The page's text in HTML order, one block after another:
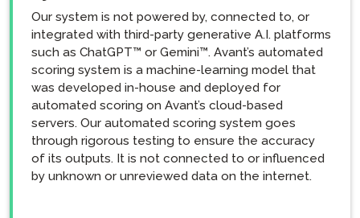
Our system is not powered by, connected to, or
integrated with third-party generative A.I. platforms
such as ChatGPT™ or Gemini™. Avant’s automated
scoring system is a machine-learning model that
was developed in-house and deployed for
automated scoring on Avant’s cloud-based
servers. Our automated scoring system goes
through rigorous testing to ensure the accuracy
of its outputs. It is not connected to or influenced
by unknown or unreviewed data on the internet.